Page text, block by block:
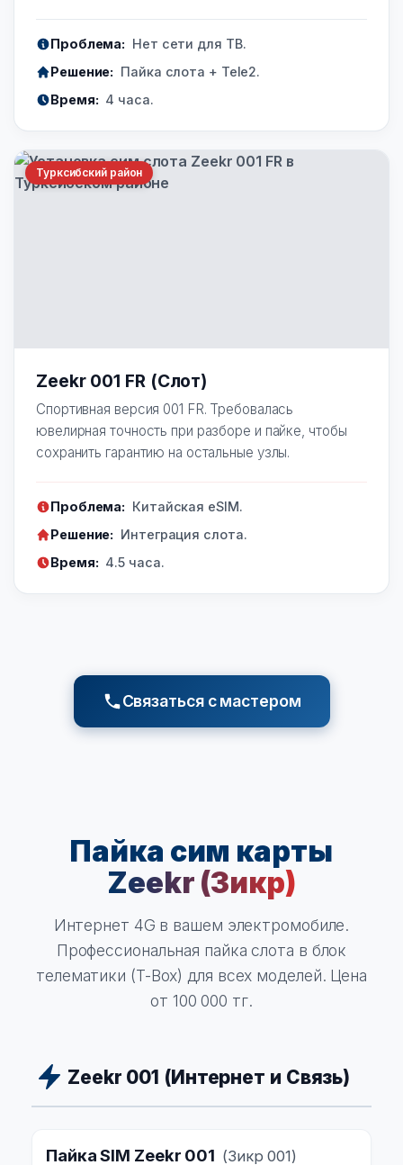
Проблема: Нет сети для ТВ.
Решение: Пайка слота + Tele2.
Время: 4 часа.
Турксибский район
Zeekr 001 FR (Слот)
Спортивная версия 001 FR. Требовалась
ювелирная точность при разборе и пайке, чтобы
сохранить гарантию на остальные узлы.
Проблема: Китайская eSIM.
Решение: Интеграция слота.
Время: 4.5 часа.
Связаться с мастером
Пайка сим карты
Zeekr (Зикр)
Интернет 4G в вашем электромобиле.
Профессиональная пайка слота в блок
телематики (T-Box) для всех моделей. Цена
от 100 000 тг.
Zeekr 001 (Интернет и Связь)
Пайка SIM Zeekr 001 (Зикр 001)